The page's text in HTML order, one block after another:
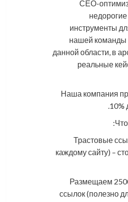
СЕО-
инструменты
нашей команды
данной области, в
реальные
Наша компания
10%
– Трастовые
каждому сайту) –
– Размещаем
ссылок (полезно